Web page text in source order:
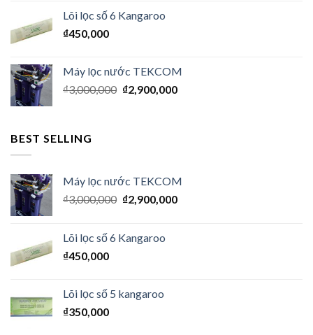
Lõi lọc số 6 Kangaroo
₫450,000
Máy lọc nước TEKCOM
₫3,000,000 ₫2,900,000
BEST SELLING
Máy lọc nước TEKCOM
₫3,000,000 ₫2,900,000
Lõi lọc số 6 Kangaroo
₫450,000
Lõi lọc số 5 kangaroo
₫350,000